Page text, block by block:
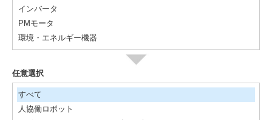
インバータ
PMモータ
環境・エネルギー機器
任意選択
すべて
人協働ロボット